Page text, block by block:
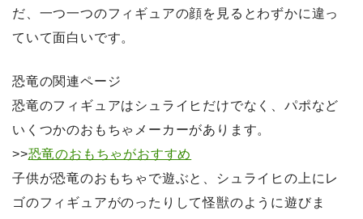
だ、一つ一つのフィギュアの顔を見るとわずかに違っ
ていて面白いです。
恐竜の関連ページ
恐竜のフィギュアはシュライヒだけでなく、パポなど
いくつかのおもちゃメーカーがあります。
>>恐竜のおもちゃがおすすめ
子供が恐竜のおもちゃで遊ぶと、シュライヒの上にレ
ゴのフィギュアがのったりして怪獣のように遊びま